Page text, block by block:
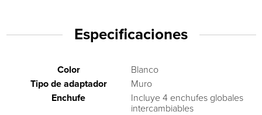
Especificaciones
Color
Blanco
Tipo de adaptador
Muro
Enchufe
Incluye 4 enchufes globales
intercambiables